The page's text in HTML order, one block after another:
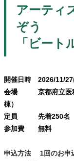
アーティ
ぞう
「ビー
開催日時 2026/11/
会場 京都府立医科
棟）
定員 先着250名（
参加費 無料
申込方法 1回のお申